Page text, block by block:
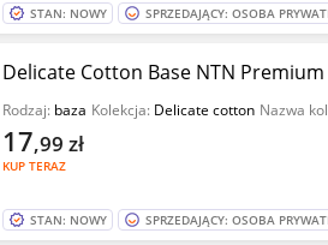
STAN: NOWY SPRZEDAJĄCY: OSOBA
Delicate Cotton Base NTN
Rodzaj: baza Kolekcja: Delicate cotton Nazwa
KUP TERAZ
17,99 zł
STAN: NOWY SPRZEDAJĄCY: OSOBA